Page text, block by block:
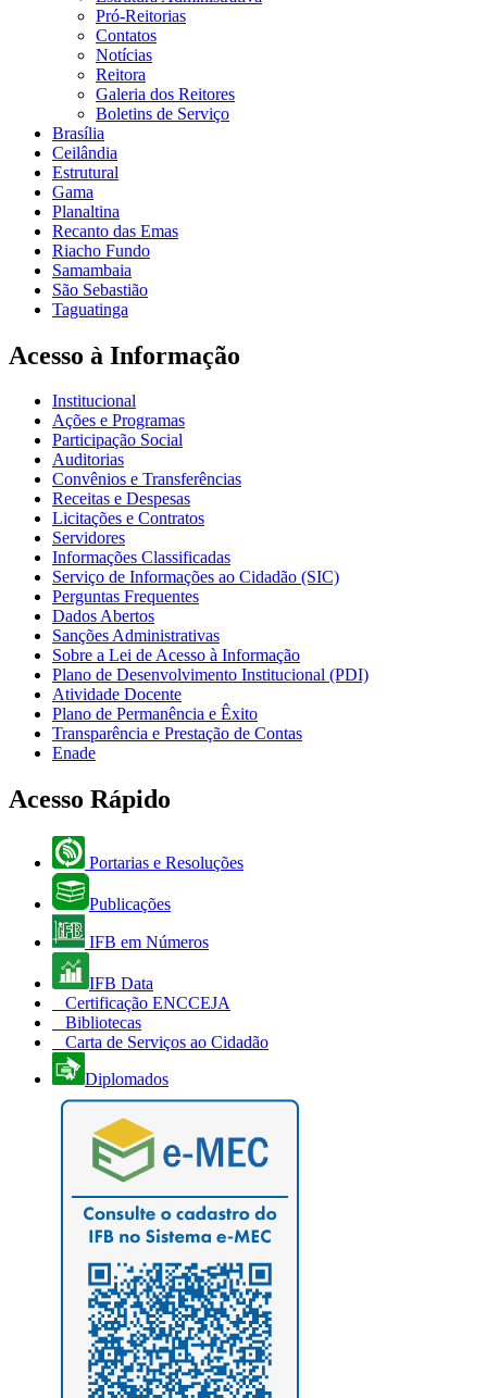
Pró-Reitorias
Contatos
Notícias
Reitora
Galeria dos Reitores
Boletins de Serviço
Brasília
Ceilândia
Estrutural
Gama
Planaltina
Recanto das Emas
Riacho Fundo
Samambaia
São Sebastião
Taguatinga
Acesso à Informação
Institucional
Ações e Programas
Participação Social
Auditorias
Convênios e Transferências
Receitas e Despesas
Licitações e Contratos
Servidores
Informações Classificadas
Serviço de Informações ao Cidadão (SIC)
Perguntas Frequentes
Dados Abertos
Sanções Administrativas
Sobre a Lei de Acesso à Informação
Plano de Desenvolvimento Institucional (PDI)
Atividade Docente
Plano de Permanência e Êxito
Transparência e Prestação de Contas
Enade
Acesso Rápido
Portarias e Resoluções
Publicações
IFB em Números
IFB Data
Certificação ENCCEJA
Bibliotecas
Carta de Serviços ao Cidadão
Diplomados